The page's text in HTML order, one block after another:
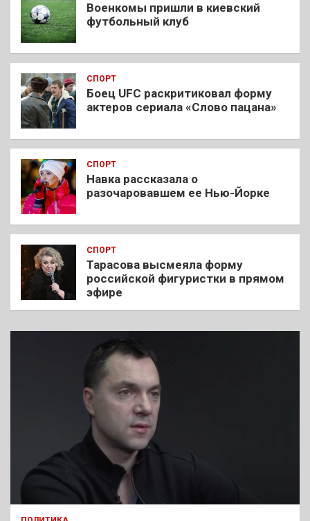
Военкомы пришли в киевский
футбольный клуб
СПОРТ
Боец UFC раскритиковал форму
актеров сериала «Слово пацана»
СПОРТ
Навка рассказала о
разочаровавшем ее Нью-Йорке
СПОРТ
Тарасова высмеяла форму
российской фигуристки в прямом
эфире